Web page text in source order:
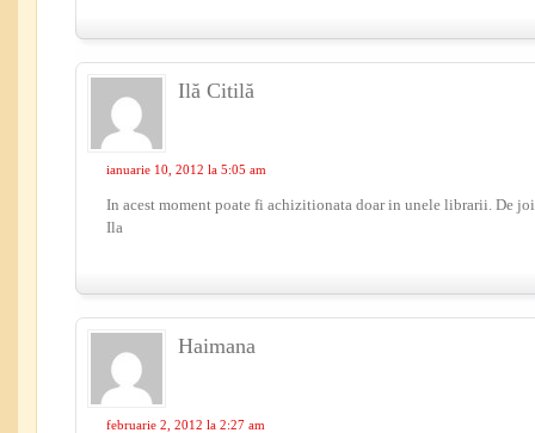
Ilă Citilă
ianuarie 10, 2012 la 5:05 am
In acest moment poate fi achizitionata doar in unele librarii. De
Ila
Haimana
februarie 2, 2012 la 2:27 am